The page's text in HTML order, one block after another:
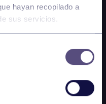
hayan recopilado a
sus servicios.